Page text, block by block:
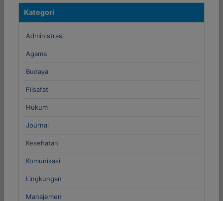
Kategori
Administrasi
Agama
Budaya
Filsafat
Hukum
Journal
Kesehatan
Komunikasi
Lingkungan
Manajemen